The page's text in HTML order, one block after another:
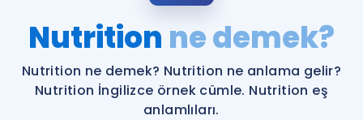
ÜYE DEĞİLİM
Faydalı Araçlar
Nutrition ne demek?
Nutrition ne demek? Nutrition ne anlama gelir?
Nutrition İngilizce örnek cümle. Nutrition eş
anlamlıları.